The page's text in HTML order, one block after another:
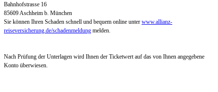
Bahnhofstrasse 16
85609 Aschheim b. München
Sie können Ihren Schaden schnell und bequem online unter www.allianz-
reiseversicherung.de/schadenmeldung melden.
Nach Prüfung der Unterlagen wird Ihnen der Ticketwert auf das von Ihnen angegebene
Konto überwiesen.